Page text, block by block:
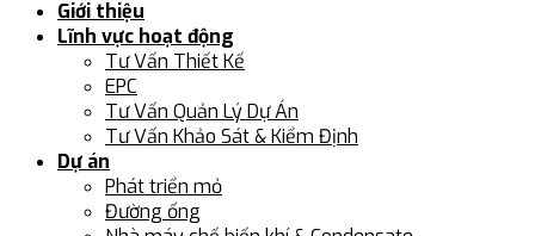
Giới thiệu
Lĩnh vực hoạt động
Tư Vấn Thiết Kế
EPC
Tư Vấn Quản Lý Dự Án
Tư Vấn Khảo Sát & Kiểm Định
Dự án
Phát triển mỏ
Đường ống